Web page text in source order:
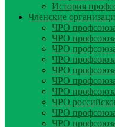
История
Членские
ЧРО
ЧРО
ЧРО
ЧРО
ЧРО
ЧРО
ЧРО
ЧРО
ЧРО
ЧРО